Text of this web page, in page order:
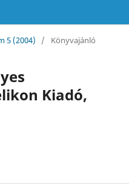
5 (2004) / Könyvajánló
Kiadó,